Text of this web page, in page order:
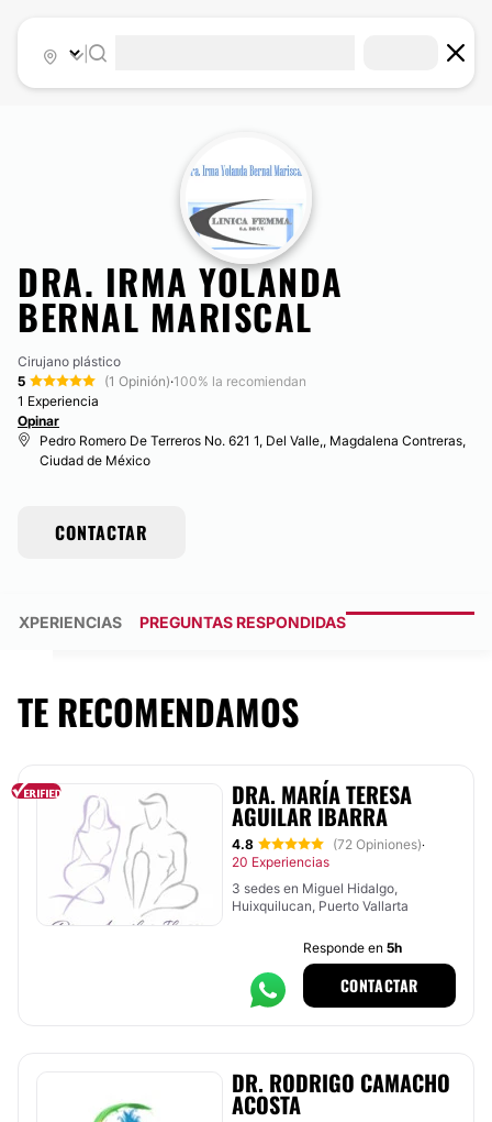
DRA. IRMA YOLANDA
BERNAL MARISCAL
Cirujano plástico
5
(1 Opinión)·100% la recomiendan
1 Experiencia
Opinar
Pedro Romero De Terreros No. 621 1, Del Valle,, Magdalena Contreras,
Ciudad de México
CONTACTAR
EXPERIENCIAS PREGUNTAS RESPONDIDAS
TE RECOMENDAMOS
DRA. MARÍA TERESA
AGUILAR IBARRA
4.8 (72 Opiniones)·
20 Experiencias
3 sedes en Miguel Hidalgo,
Huixquilucan, Puerto Vallarta
Responde en 5h
CONTACTAR
DR. RODRIGO CAMACHO
ACOSTA